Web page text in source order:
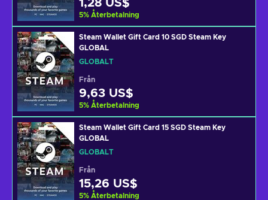
1,28 US$
5% Återbetalning
Steam Wallet Gift Card 10 SGD Steam Key
GLOBAL
GLOBALT
Från
9,63 US$
5% Återbetalning
Steam Wallet Gift Card 15 SGD Steam Key
GLOBAL
GLOBALT
Från
15,26 US$
5% Återbetalning